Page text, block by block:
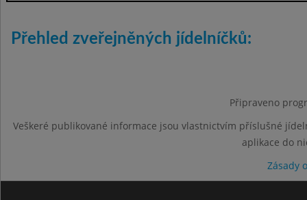
Přehled zveřejněných jídelníčků:
Připraveno
Veškeré publikované informace jsou vlastnictvím příslušné
aplikace do
Zásady